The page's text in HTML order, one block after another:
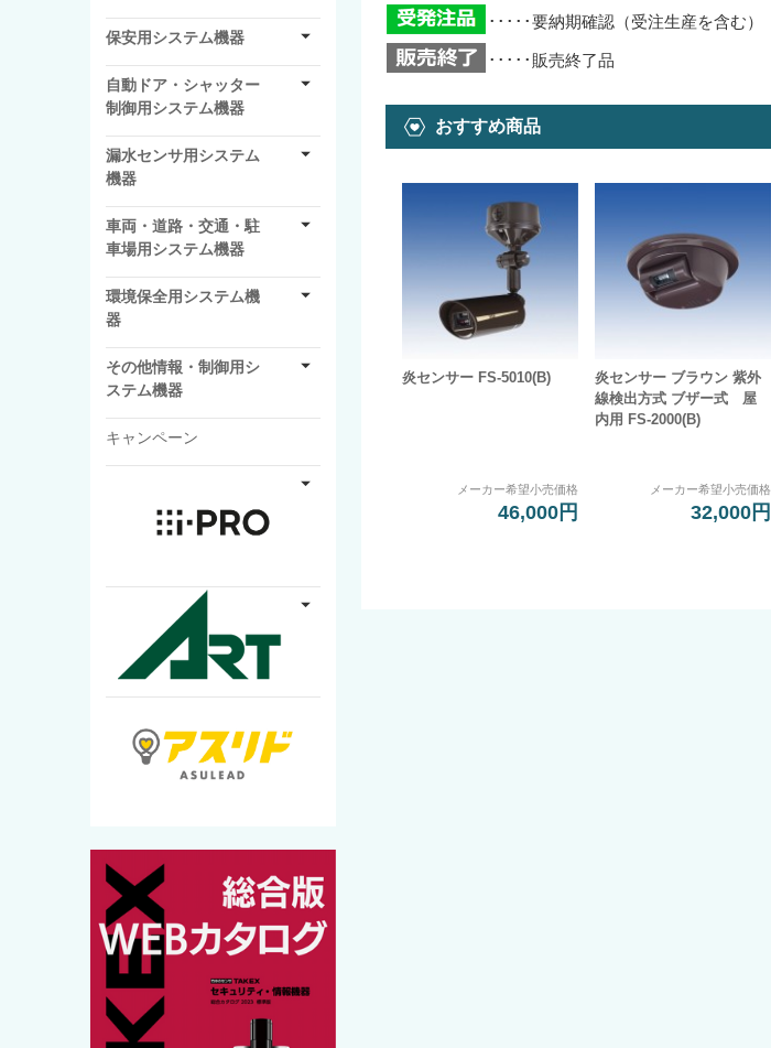
･････要納期確認（受注生産を含む）
･････販売終了品
おすすめ商品
炎センサー FS-5010(B)
メーカー希望小売価格
46,000円
炎センサー ブラウン 紫外
線検出方式 ブザー式 屋
内用 FS-2000(B)
メーカー希望小売価格
32,000円
保安用システム機器
自動ドア・シャッター
制御用システム機器
漏水センサ用システム
機器
車両・道路・交通・駐
車場用システム機器
環境保全用システム機
器
その他情報・制御用シ
ステム機器
キャンペーン